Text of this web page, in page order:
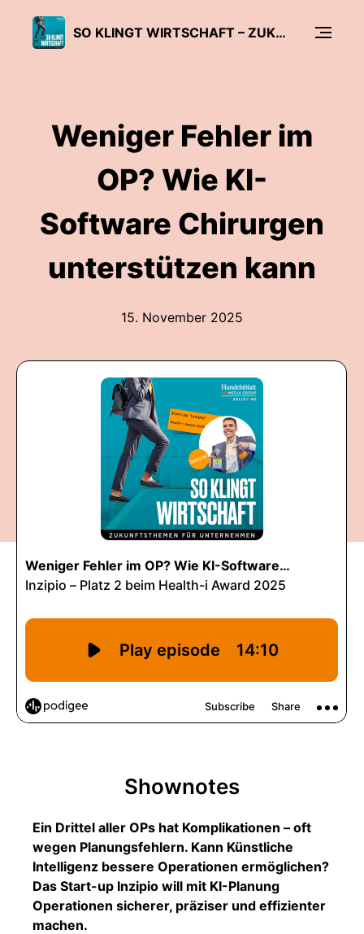
SO KLINGT WIRTSCHAFT – ZUKUNFTSTHEMEN FÜR UNTERNEHMEN
Weniger Fehler im
OP? Wie KI-
Software Chirurgen
unterstützen kann
15. November 2025
Shownotes
Ein Drittel aller OPs hat Komplikationen – oft
wegen Planungsfehlern. Kann Künstliche
Intelligenz bessere Operationen ermöglichen?
Das Start-up Inzipio will mit KI-Planung
Operationen sicherer, präziser und effizienter
machen.